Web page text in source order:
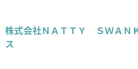
株式会社ＮＡＴＴＹ ＳＷＡＮ
ス